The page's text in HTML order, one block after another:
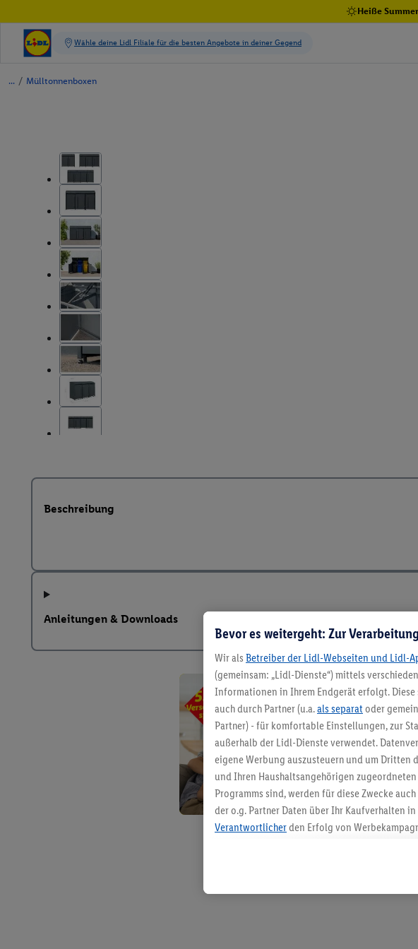
Heiße
/ Mülltonnenboxen
Beschreibung
Anleitungen & Downloads
Bevor es weitergeht: Zur
Wir als Betreiber der Lidl-Webseiten und Lidl-
(gemeinsam: „Lidl-Dienste“) mittels
Informationen in Ihrem Endgerät erfolgt.
auch durch Partner (u.a.als separat oder
Partner) - für komfortable Einstellungen, zur
außerhalb der Lidl-Dienste verwendet.
eigene Werbung auszusteuern und um
und Ihren Haushaltsangehörigen
Programms sind, werden für diese Zwecke
der o.g. Partner Daten über Ihr Kaufverhalten
Verantwortlicherden Erfolg von
angereicherten Profilen. Dies umfasst die
Kaufverhalten in den Lidl-Diensten,
genauen Standortdaten) auch über